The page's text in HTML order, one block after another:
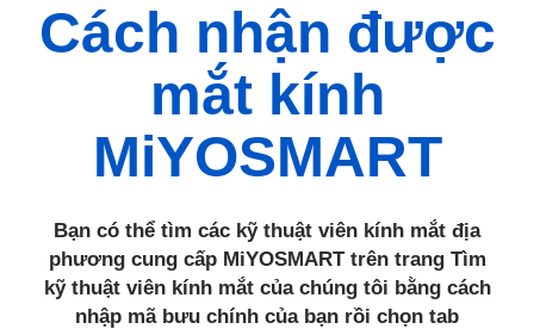
Cách nhận được
mắt kính
MiYOSMART
Bạn có thể tìm các kỹ thuật viên kính mắt địa
phương cung cấp MiYOSMART trên trang Tìm
kỹ thuật viên kính mắt của chúng tôi bằng cách
nhập mã bưu chính của bạn rồi chọn tab